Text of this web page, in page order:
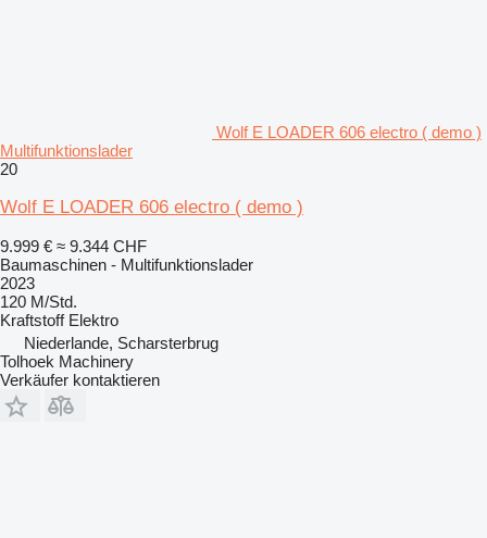
Wolf E LOADER 606 electro ( demo )
Multifunktionslader
20
Wolf E LOADER 606 electro ( demo )
9.999 € ≈ 9.344 CHF
Baumaschinen - Multifunktionslader
2023
120 M/Std.
Kraftstoff Elektro
Niederlande, Scharsterbrug
Tolhoek Machinery
Verkäufer kontaktieren